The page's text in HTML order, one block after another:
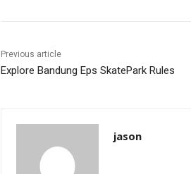
Previous article
Explore Bandung Eps SkatePark Rules
jason